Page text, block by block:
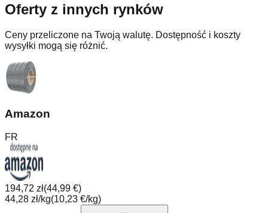
Oferty z innych rynków
Ceny przeliczone na Twoją walutę. Dostępność i koszty
wysyłki mogą się różnić.
Amazon
FR
194,72 zł(44,99 €)
44,28 zł/kg(10,23 €/kg)